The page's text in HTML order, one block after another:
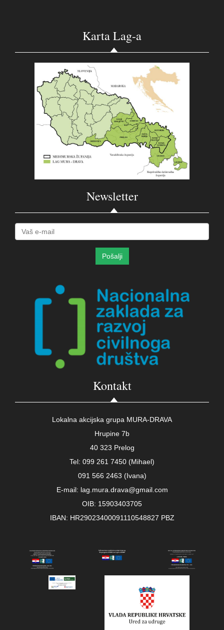
Karta Lag-a
Newsletter
Kontakt
Lokalna akcijska grupa MURA-DRAVA
Hrupine 7b
40 323 Prelog
Tel: 099 261 7450 (Mihael)
091 566 2463 (Ivana)
E-mail: lag.mura.drava@gmail.com
OIB: 15903403705
IBAN: HR29023400091110548827 PBZ